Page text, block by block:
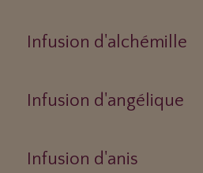
Infusion d'alchémille
Infusion d'angélique
Infusion d'anis